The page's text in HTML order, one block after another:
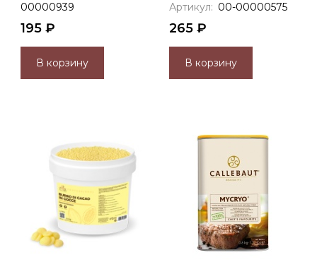
00000939
195 ₽
В корзину
Артикул: 00-00000575
265 ₽
В корзину